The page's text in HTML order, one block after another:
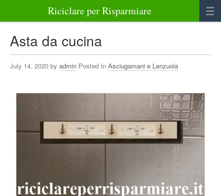
Riciclare per Risparmiare
Bellezza Benessere e Salute
Abbigliamento e Accessori
Asta da cucina
July 14, 2020 by admin Posted In Asciugamani e Lenzuola